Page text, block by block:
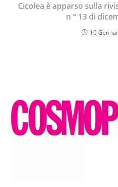
Cicolea è apparso sulla
n ° 13 di
10